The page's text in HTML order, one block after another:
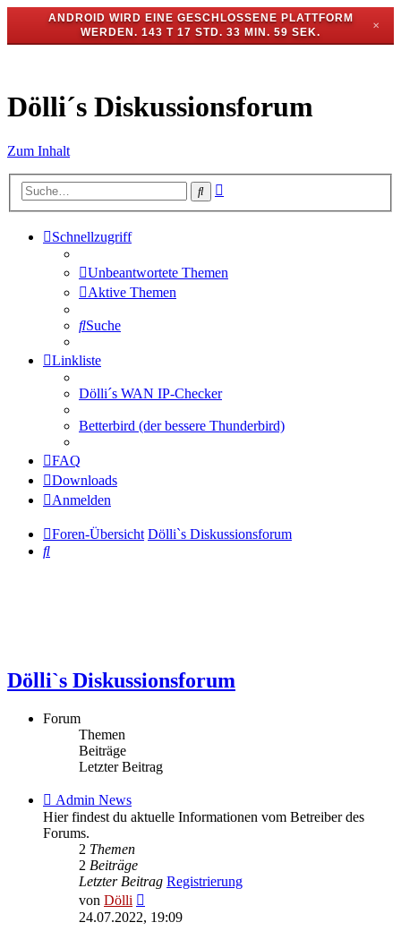
ANDROID WIRD EINE GESCHLOSSENE PLATTFORM
WERDEN. 143 T 17 STD. 33 MIN. 59 SEK.
✕
Dölli´s Diskussionsforum
Zum Inhalt
Suche
Schnellzugriff
Unbeantwortete Themen
Aktive Themen
Suche
Linkliste
Dölli´s WAN IP-Checker
Betterbird (der bessere Thunderbird)
FAQ
Downloads
Anmelden
Foren-Übersicht Dölli`s Diskussionsforum
Suche
Dölli`s Diskussionsforum
Forum
Themen
Beiträge
Letzter Beitrag
Feed
-
Admin
News
Admin News
Hier findest du aktuelle Informationen vom Betreiber des
Forums.
2 Themen
2 Beiträge
Letzter Beitrag Registrierung
von Dölli
Beitrag
24.07.2022, 19:09